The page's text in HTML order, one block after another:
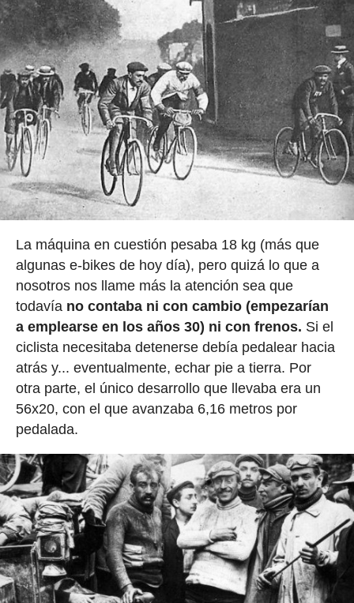
La máquina en cuestión pesaba 18 kg (más que
algunas e-bikes de hoy día), pero quizá lo que a
nosotros nos llame más la atención sea que
todavía no contaba ni con cambio (empezarían
a emplearse en los años 30) ni con frenos. Si el
ciclista necesitaba detenerse debía pedalear hacia
atrás y... eventualmente, echar pie a tierra. Por
otra parte, el único desarrollo que llevaba era un
56x20, con el que avanzaba 6,16 metros por
pedalada.